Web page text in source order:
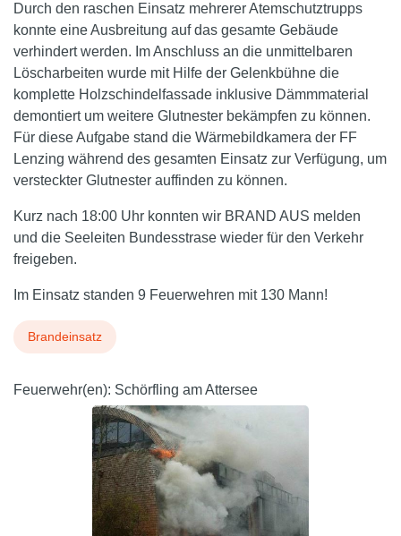
Durch den raschen Einsatz mehrerer Atemschutztrupps
konnte eine Ausbreitung auf das gesamte Gebäude
verhindert werden. Im Anschluss an die unmittelbaren
Löscharbeiten wurde mit Hilfe der Gelenkbühne die
komplette Holzschindelfassade inklusive Dämmmaterial
demontiert um weitere Glutnester bekämpfen zu können.
Für diese Aufgabe stand die Wärmebildkamera der FF
Lenzing während des gesamten Einsatz zur Verfügung, um
versteckter Glutnester auffinden zu können.
Kurz nach 18:00 Uhr konnten wir BRAND AUS melden
und die Seeleiten Bundesstrase wieder für den Verkehr
freigeben.
Im Einsatz standen 9 Feuerwehren mit 130 Mann!
Brandeinsatz
Feuerwehr(en): Schörfling am Attersee